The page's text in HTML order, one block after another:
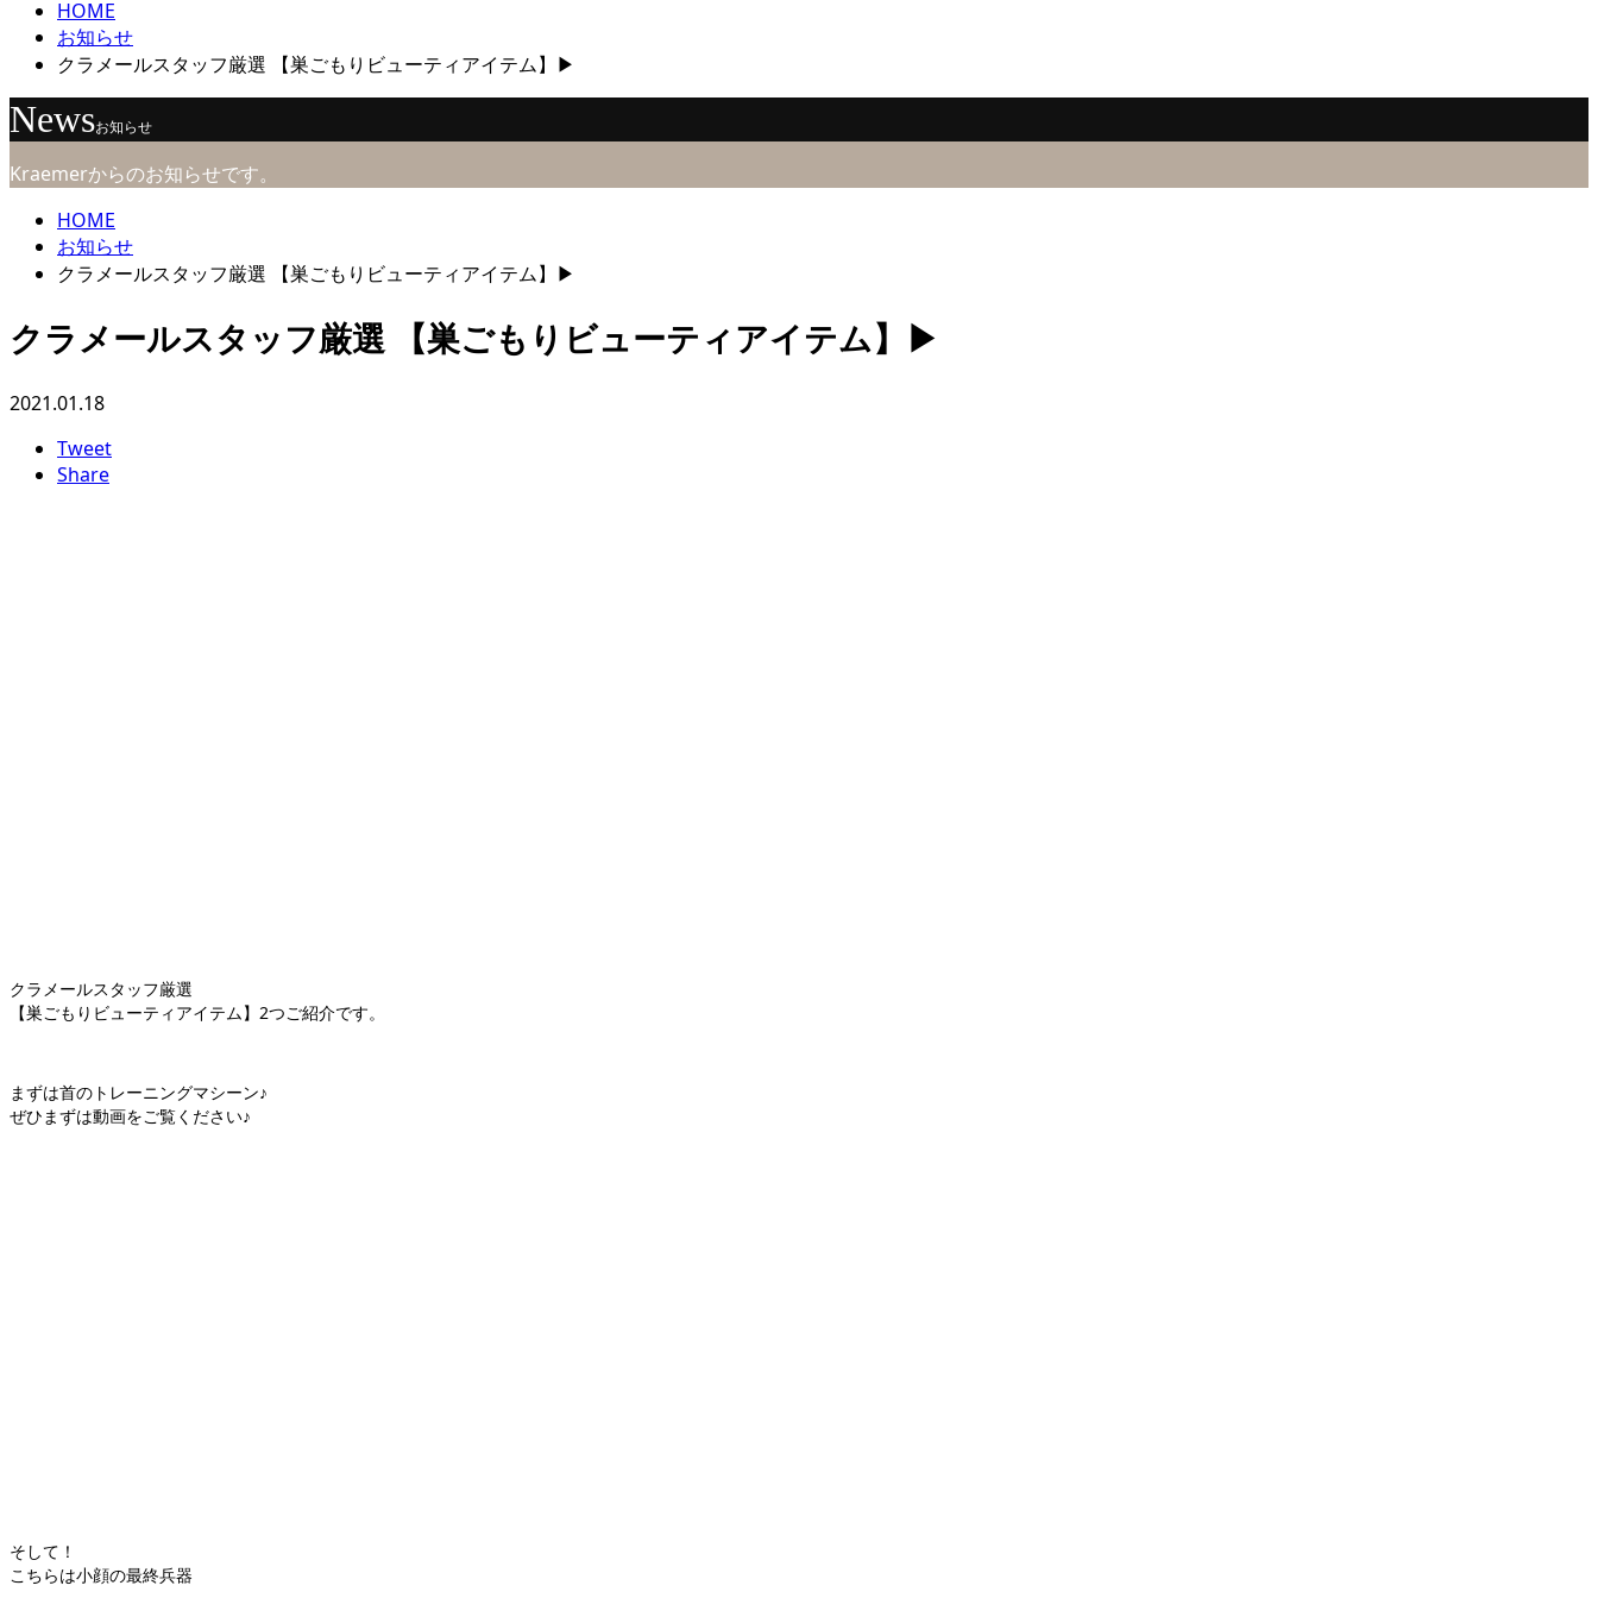
HOME
お知らせ
クラメールスタッフ厳選 【巣ごもりビューティアイテム】▶
Newsお知らせ
Kraemerからのお知らせです。
HOME
お知らせ
クラメールスタッフ厳選 【巣ごもりビューティアイテム】▶
クラメールスタッフ厳選 【巣ごもりビューティアイテム】▶
2021.01.18
Tweet
Share
クラメールスタッフ厳選
【巣ごもりビューティアイテム】2つご紹介です。
まずは首のトレーニングマシーン♪
ぜひまずは動画をご覧ください♪
そして！
こちらは小顔の最終兵器